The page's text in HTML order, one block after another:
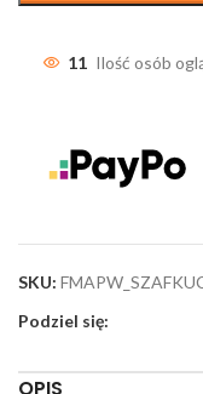
11 Ilość osób
SKU:
Podziel się:
OPIS